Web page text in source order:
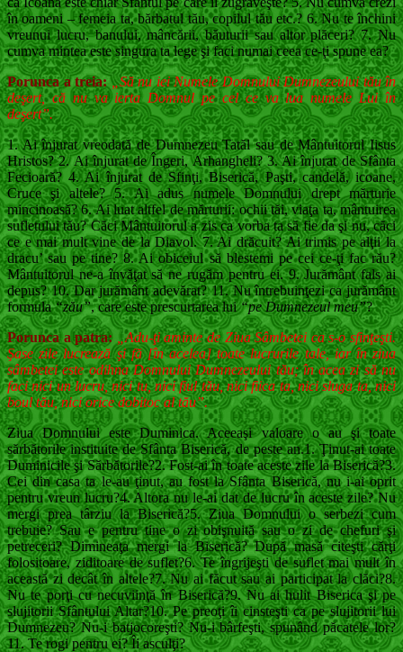
în oameni – femeia ta, băr­batul tău, copilul tău etc.? 6. Nu te închini
vreunui lucru, banului, mâncă­rii, băuturii sau altor plăceri? 7. Nu
cumva mintea este singura ta lege şi faci numai ceea ce-ţi spune ea?
Porunca a treia: „Să nu iei Numele Domnului Dumnezeului tău în
deşert, că nu va ierta Domnul pe cel ce va lua numele Lui în
deşert”.
1. Ai înjurat vreodată de Dumnezeu Tatăl sau de Mântuitorul Iisus
Hristos? 2. Ai înjurat de Îngeri, Arhangheli? 3. Ai înjurat de Sfânta
Fecioară? 4. Ai înjurat de Sfinţi, Biserică, Paşti, candelă, icoane,
Cruce şi altele? 5. Ai adus numele Domnului drept mărturie
mincinoasă? 6. Ai luat altfel de mărturii: ochii tăi, viaţa ta, mântuirea
sufletului tău? Căci Mântuitorul a zis ca vorba ta să fie da şi nu, căci
ce e mai mult vine de la Diavol. 7. Ai drăcuit? Ai trimis pe alţii la
dracu’ sau pe tine? 8. Ai obiceiul să blestemi pe cei ce-ţi fac rău?
Mântuitorul ne-a învăţat să ne rugăm pentru ei. 9. Jurământ fals ai
depus? 10. Dar jurământ adevărat? 11. Nu întrebuinţezi ca jurământ
formula“zău”, care este prescurtarea lui“pe Dumnezeul meu”?
Porunca a patra:
„Adu-ţi aminte de Ziua Sâm­betei ca s-o sfinţeşti.
Şase zile lucrează şi fă [în acelea] toate lucrurile tale, iar în ziua
sâm­betei este odihna Domnului Dumnezeului tău; în acea zi să nu
faci nici un lucru, nici tu, nici fiul tău, nici fiica ta, nici sluga ta, nici
boul tău, nici orice dobitoc al tău”.
Ziua Domnului este Duminica. Aceeaşi valoare o au şi toate
sărbătorile instituite de Sfânta Biserică, de peste an.1. Ţinut-ai toate
Duminicile şi Sărbătorile?2. Fost-ai în toate aceste zile la Biserică?3.
Cei din casa ta le-au ţinut, au fost la Sfânta Biserică, nu i-ai oprit
pentru vreun lucru?4. Altora nu le-ai dat de lucru în aceste zile? Nu
mergi prea târziu la Biserică?5. Ziua Domnului o serbezi cum
trebuie? Sau e pentru tine o zi obişnuită sau o zi de chefuri şi
petreceri? Dimineaţa mergi la Biserică? După masă citeşti cărţi
folositoare, ziditoare de suflet?6. Te îngrijeşti de suflet mai mult în
această zi decât în altele?7. Nu ai făcut sau ai participat la clăci?8.
Nu te porţi cu necuviinţă în Biserică?9. Nu ai hulit Biserica şi pe
slujitorii Sfântului Altar?10. Pe preoţi îi cinsteşti ca pe slujitorii lui
Dumnezeu? Nu-i batjocoreşti? Nu-i bârfeşti, spunând păcatele lor?
11. Te rogi pentru ei? Îi asculţi?